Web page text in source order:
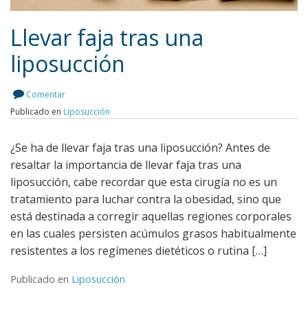
Leer más
Llevar faja tras una
liposucción
Comentar
Publicado en Liposucción
¿Se ha de llevar faja tras una liposucción? Antes de
resaltar la importancia de llevar faja tras una
liposucción, cabe recordar que esta cirugía no es un
tratamiento para luchar contra la obesidad, sino que
está destinada a corregir aquellas regiones corporales
en las cuales persisten acúmulos grasos habitualmente
resistentes a los regímenes dietéticos o rutina […]
Publicado en Liposucción